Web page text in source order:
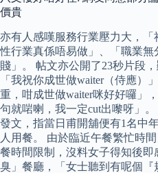
價貴
亦有人感嘆服務行業壓力大，「
性行業真係唔易做」、「職業
賤」。 帖文亦公開了23秒片段
「我祝你成世做waiter（侍應）
重，咁成世做waiter咪好好囉」
句就啱喇，我一定cut出嚟呀」
發文，指當日甫開舖便有1名中
人用餐。 由於臨近午餐繁忙時
餐時間限制，沒料女子得知後即
臭」餐廳，「女士聽到有呢個『